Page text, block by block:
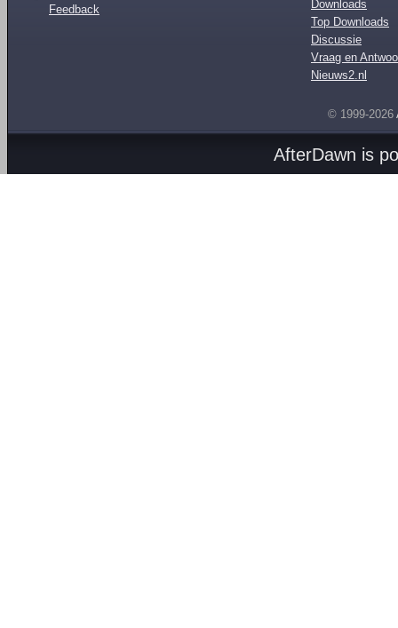
Feedback
Downloads
Top Downloads
Discussie
Vraag en
Nieuws2.nl
© 1999-2026
AfterDawn is